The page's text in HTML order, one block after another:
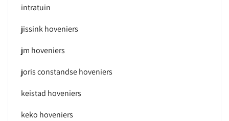
intratuin
jissink hoveniers
jm hoveniers
joris constandse hoveniers
keistad hoveniers
keko hoveniers